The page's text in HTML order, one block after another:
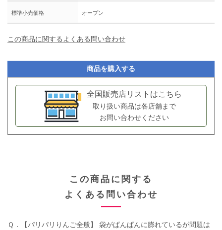
標準小売価格 オープン
この商品に関するよくある問い合わせ
商品を購入する
全国販売店リストはこちら
取り扱い商品は各店舗まで
お問い合わせください
この商品に関する
よくある問い合わせ
Ｑ．【パリパリりんご全般】 袋がぱんぱんに膨れているが問題は